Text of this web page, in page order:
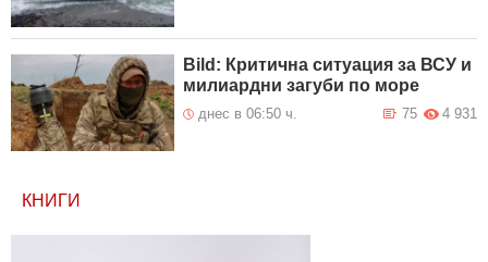
Bild: Критична ситуация за ВСУ и
милиардни загуби по море
днес в 06:50 ч. 4 931
75
КНИГИ